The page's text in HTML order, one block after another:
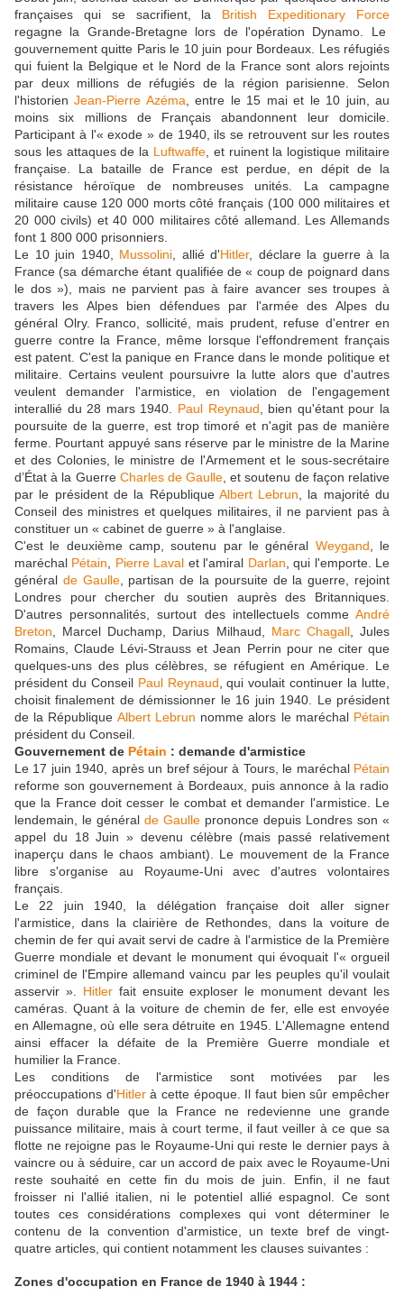
françaises qui se sacrifient, la British Expeditionary Force
regagne la Grande-Bretagne lors de l'opération Dynamo. Le
gouvernement quitte Paris le 10 juin pour Bordeaux. Les réfugiés
qui fuient la Belgique et le Nord de la France sont alors rejoints
par deux millions de réfugiés de la région parisienne. Selon
l'historienJean-Pierre Azéma , entre le 15 mai et le 10 juin, au
moins six millions de Français abandonnent leur domicile.
Participant à l'« exode » de 1940, ils se retrouvent sur les routes
sous les attaques de la Luftwaffe , et ruinent la logistique militaire
française. La bataille de France est perdue, en dépit de la
résistance héroïque de nombreuses unités. La campagne
militaire cause 120 000 morts côté français (100 000 militaires et
20 000 civils) et 40 000 militaires côté allemand. Les Allemands
font 1 800 000 prisonniers.
Le 10 juin 1940, Mussolini , allié d'Hitler, déclare la guerre à la
France (sa démarche étant qualifiée de « coup de poignard dans
le dos »), mais ne parvient pas à faire avancer ses troupes à
travers les Alpes bien défendues par l'armée des Alpes du
général Olry. Franco, sollicité, mais prudent, refuse d'entrer en
guerre contre la France, même lorsque l'effondrement français
est patent. C'est la panique en France dans le monde politique et
militaire. Certains veulent poursuivre la lutte alors que d'autres
veulent demander l'armistice, en violation de l'engagement
interallié du 28 mars 1940. Paul Reynaud , bien qu'étant pour la
poursuite de la guerre, est trop timoré et n'agit pas de manière
ferme. Pourtant appuyé sans réserve par le ministre de la Marine
et des Colonies, le ministre de l'Armement et le sous-secrétaire
d’État à la Guerre Charles de Gaulle , et soutenu de façon relative
par le président de la République Albert Lebrun , la majorité du
Conseil des ministres et quelques militaires, il ne parvient pas à
constituer un « cabinet de guerre » à l'anglaise.
C'est le deuxième camp, soutenu par le général Weygand , le
maréchal Pétain Pierre Laval et l'amiral Darlan , qui l'emporte. Le
général de Gaulle, partisan de la poursuite de la guerre, rejoint
Londres pour chercher du soutien auprès des Britanniques.
D'autres personnalités, surtout des intellectuels comme André
Breton , Marcel Duchamp, Darius Milhaud, Marc Chagall, Jules
Romains, Claude Lévi-Strauss et Jean Perrin pour ne citer que
quelques-uns des plus célèbres, se réfugient en Amérique. Le
président du Conseil Paul Reynaud , qui voulait continuer la lutte,
choisit finalement de démissionner le 16 juin 1940. Le président
de la République Albert Lebrun nomme alors le maréchal Pétain
président du Conseil.
Gouvernement de Pétain : demande d'armistice
Le 17 juin 1940, après un bref séjour à Tours, le maréchal Pétain
reforme son gouvernement à Bordeaux, puis annonce à la radio
que la France doit cesser le combat et demander l'armistice. Le
lendemain, le général de Gaulle prononce depuis Londres son «
appel du 18 Juin » devenu célèbre (mais passé relativement
inaperçu dans le chaos ambiant). Le mouvement de la France
libre s'organise au Royaume-Uni avec d'autres volontaires
français.
Le 22 juin 1940, la délégation française doit aller signer
l'armistice, dans la clairière de Rethondes, dans la voiture de
chemin de fer qui avait servi de cadre à l'armistice de la Première
Guerre mondiale et devant le monument qui évoquait l'« orgueil
criminel de l'Empire allemand vaincu par les peuples qu'il voulait
asservir ». Hitlerfait ensuite exploser le monument devant les
caméras. Quant à la voiture de chemin de fer, elle est envoyée
en Allemagne, où elle sera détruite en 1945. L'Allemagne entend
ainsi effacer la défaite de la Première Guerre mondiale et
humilier la France.
Les conditions de l'armistice sont motivées par les
préoccupations d'Hitlerà cette époque. Il faut bien sûr empêcher
de façon durable que la France ne redevienne une grande
puissance militaire, mais à court terme, il faut veiller à ce que sa
flotte ne rejoigne pas le Royaume-Uni qui reste le dernier pays à
vaincre ou à séduire, car un accord de paix avec le Royaume-Uni
reste souhaité en cette fin du mois de juin. Enfin, il ne faut
froisser ni l'allié italien, ni le potentiel allié espagnol. Ce sont
toutes ces considérations complexes qui vont déterminer le
contenu de la convention d'armistice, un texte bref de vingt-
quatre articles, qui contient notamment les clauses suivantes :
Zones d'occupation en France de 1940 à 1944 :